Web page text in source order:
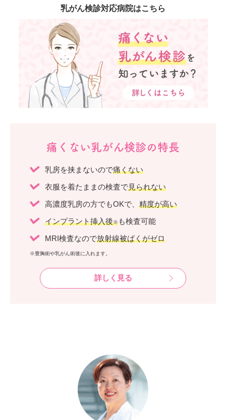
乳がん検診対応病院はこちら
痛くない乳がん検診の特長
乳房を挟まないので痛くない
衣服を着たままの検査で見られない
高濃度乳房の方でもOKで、 精度が高い
インプラント挿入後※ も検査可能
MRI検査なので放射線被ばくがゼロ
※豊胸術や乳がん術後に入れます。
詳しく見る